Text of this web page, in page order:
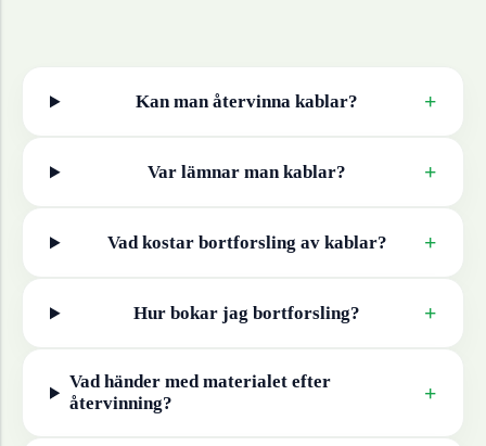
Kan man återvinna kablar? +
Var lämnar man kablar? +
Vad kostar bortforsling av kablar? +
Hur bokar jag bortforsling? +
Vad händer med materialet efter
återvinning?
+